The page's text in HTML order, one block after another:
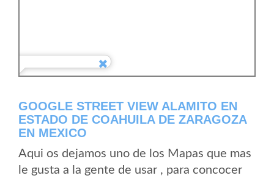
GOOGLE STREET VIEW ALAMITO EN
ESTADO DE COAHUILA DE ZARAGOZA
EN MEXICO
Aqui os dejamos uno de los Mapas que mas
le gusta a la gente de usar , para concocer